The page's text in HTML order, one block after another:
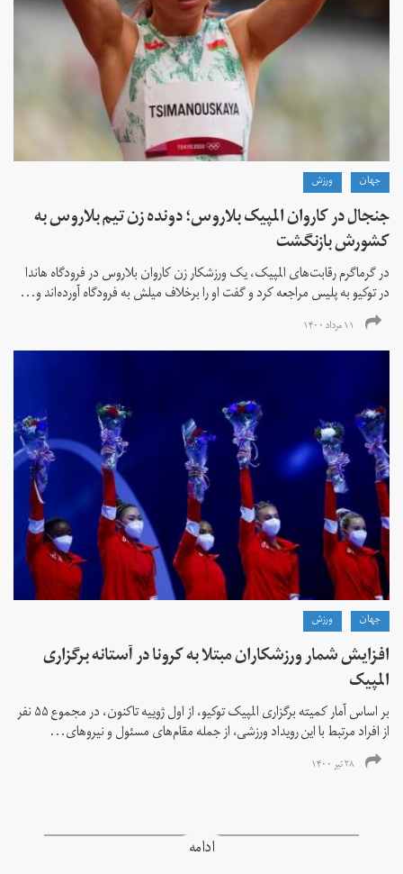
جهان ورزش
جنجال در کاروان المپیک بلاروس؛ دونده زن تیم بلاروس به
کشورش بازنگشت
در گرماگرم رقابت‌های المپیک، یک ورزشکار زن کاروان بلاروس در فرودگاه هاندا
در توکیو به پلیس مراجعه کرد و گفت او را برخلاف میلش به فرودگاه آورده‌اند و...
۱۱ مرداد ۱۴۰۰
جهان ورزش
افزایش شمار ورزشکاران مبتلا به کرونا در آستانه برگزاری
المپیک
بر اساس آمار کمیته برگزاری المپیک توکیو، از اول ژوییه تاکنون، در مجموع ۵۵ نفر
از افراد مرتبط با این رویداد ورزشی، از جمله مقام‌های مسئول و نیروهای...
۲۸ تیر ۱۴۰۰
ادامه